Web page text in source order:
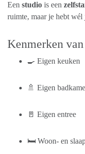
Een studio is een
ruimte, maar je hebt
Kenmerken
🍳 Eigen keuken
🚿 Eigen
🚪 Eigen entree
🛏️ Woon- en